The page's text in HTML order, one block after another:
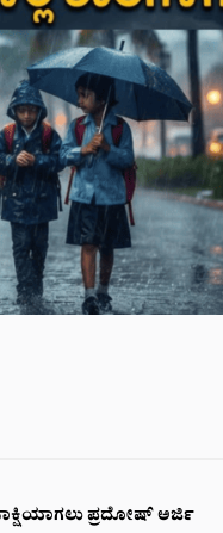
ಪ್ರದೋಷ್ ಅರ್ಜಿ